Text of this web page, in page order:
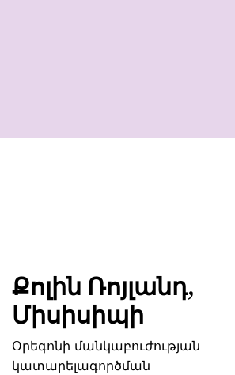
Քոլին Ռոյլանդ,
Միսիսիպի
Օրեգոնի մանկաբուժության
կատարելագործման